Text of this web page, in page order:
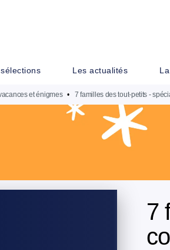
Les actualités
et énigmes • 7 familles des tout-petits -
7